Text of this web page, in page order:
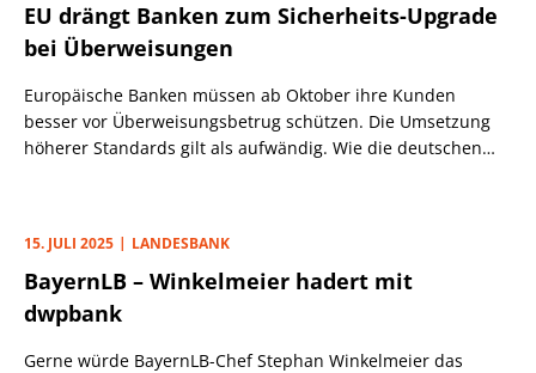
EU drängt Banken zum Sicherheits-Upgrade
bei Überweisungen
Europäische Banken müssen ab Oktober ihre Kunden
besser vor Überweisungsbetrug schützen. Die Umsetzung
höherer Standards gilt als aufwändig. Wie die deutschen
15. JULI 2025 LANDESBANK
BayernLB – Winkelmeier hadert mit
dwpbank
Gerne würde BayernLB-Chef Stephan Winkelmeier das